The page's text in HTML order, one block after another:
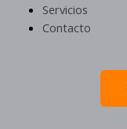
Servicios
Contacto